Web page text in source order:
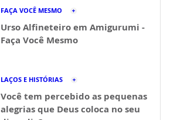
FAÇA VOCÊ MESMO
Urso Alfineteiro em Amigurumi -
Faça Você Mesmo
LAÇOS E HISTÓRIAS
Você tem percebido as pequenas
alegrias que Deus coloca no seu